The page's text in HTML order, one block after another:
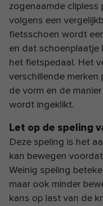
zogenaamde clipless
volgens een
fietsschoen wordt
en dat schoenplaatje
het fietspedaal. Het
verschillende merken
de vorm en de
wordt ingeklikt.
Let op de speling
Deze speling is het
kan bewegen voordat
Weinig speling
maar ook minder
kans op last van de